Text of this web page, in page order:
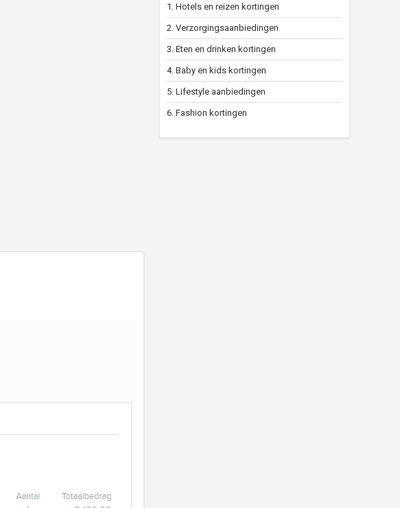
1. Hotels en reizen kortingen
2. Verzorgingsaanbiedingen
3. Eten en drinken kortingen
4. Baby en kids kortingen
5. Lifestyle aanbiedingen
6. Fashion kortingen